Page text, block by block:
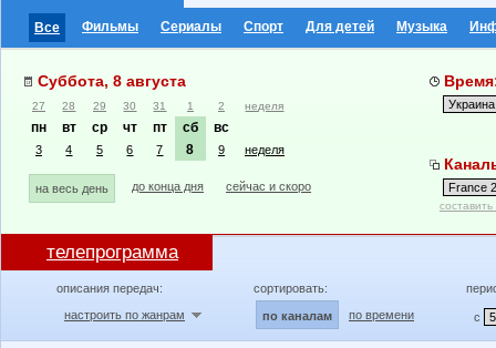
Все Фильмы Сериалы Спорт Для детей Музыка
Суббота, 8 августа
27 28 29 30 31 1 2 неделя
пн вт ср чт пт сб вс
3 4 5 6 7 8 9 неделя
на весь день до конца дня сейчас и скоро
телепрограмма
описания передач:
настроить по жанрам
сортировать:
по каналам по времени с